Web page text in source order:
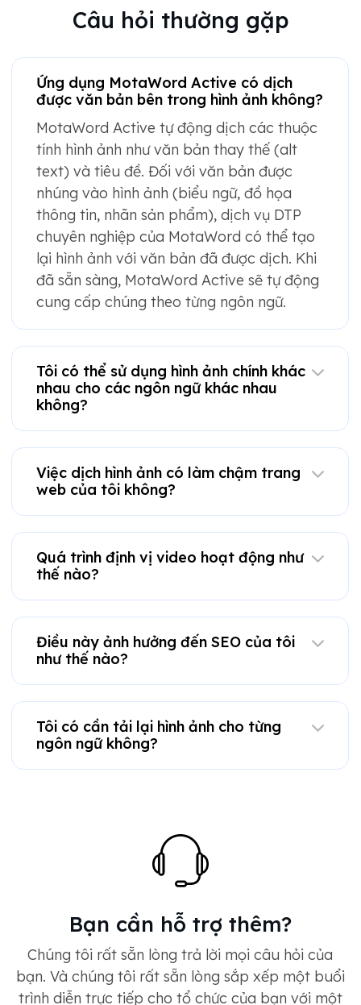
Câu hỏi thường gặp
Ứng dụng MotaWord Active có dịch
được văn bản bên trong hình ảnh không?
MotaWord Active tự động dịch các thuộc
tính hình ảnh như văn bản thay thế (alt
text) và tiêu đề. Đối với văn bản được
nhúng vào hình ảnh (biểu ngữ, đồ họa
thông tin, nhãn sản phẩm), dịch vụ DTP
chuyên nghiệp của MotaWord có thể tạo
lại hình ảnh với văn bản đã được dịch. Khi
đã sẵn sàng, MotaWord Active sẽ tự động
cung cấp chúng theo từng ngôn ngữ.
Tôi có thể sử dụng hình ảnh chính khác
nhau cho các ngôn ngữ khác nhau
không?
Việc dịch hình ảnh có làm chậm trang
web của tôi không?
Quá trình định vị video hoạt động như
thế nào?
Điều này ảnh hưởng đến SEO của tôi
như thế nào?
Tôi có cần tải lại hình ảnh cho từng
ngôn ngữ không?
Bạn cần hỗ trợ thêm?
Chúng tôi rất sẵn lòng trả lời mọi câu hỏi của
bạn. Và chúng tôi rất sẵn lòng sắp xếp một buổi
trình diễn trực tiếp cho tổ chức của bạn với một